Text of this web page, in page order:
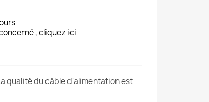
, cliquez ici
qualité du câble d'alimentation est